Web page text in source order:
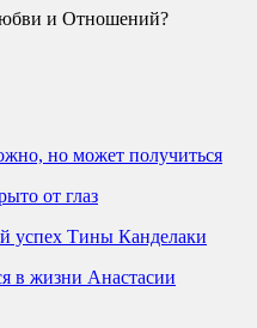
и Отношений?
но может получиться
от глаз
успех Тины Канделаки
в жизни Анастасии